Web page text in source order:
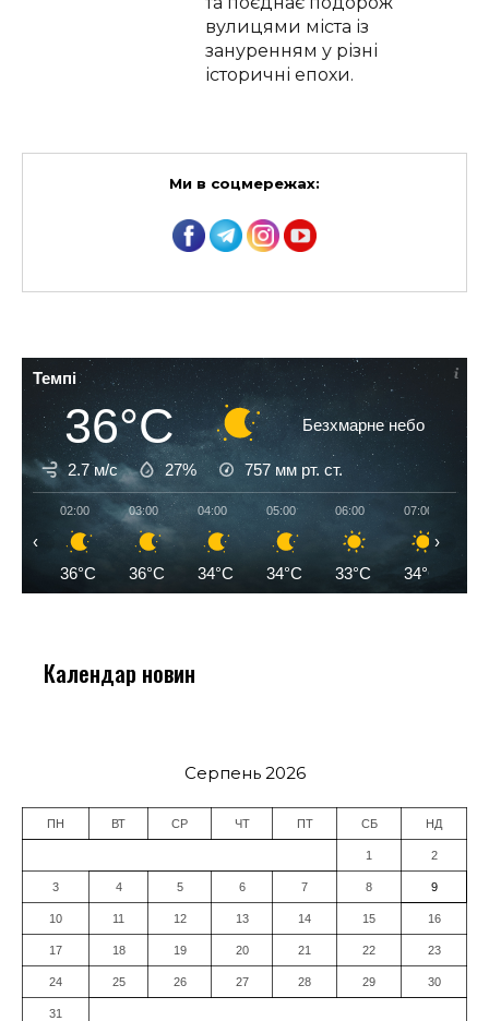
вулицями міста із
зануренням у різні
історичні епохи.
Ми в соцмережах:
Темпі
36°C Безхмарне небо
2.7 м/с 27% 757 мм рт. ст.
02:00
36°C
03:00
36°C
04:00
34°C
05:00
34°C
06:00
33°C
07:00
34°C
‹ ›
Календар новин
Серпень 2026
ПН ВТ СР ЧТ ПТ СБ НД
1 2
3 4 5 6 7 8 9
10 11 12 13 14 15 16
17 18 19 20 21 22 23
24 25 26 27 28 29 30
31